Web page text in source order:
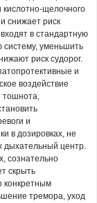
кислотно-щелочного
снижает риск
в стандартную
систему, уменьшить
риск судорог.
и
воздействие
тошнота,
и
в дозировках, не
дыхательный центр.
сознательно
скрыть
конкретным
тремора, уход